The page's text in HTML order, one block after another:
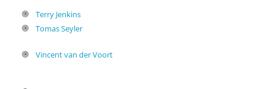
Terry Jenkins
Tomas Seyler
Vincent van der Voort